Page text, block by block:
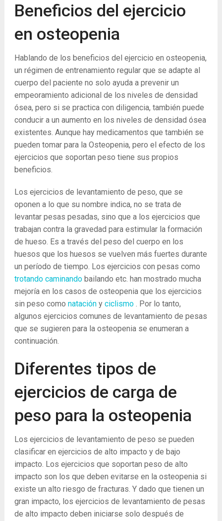
Beneficios del ejercicio
en osteopenia
Hablando de los beneficios del ejercicio en osteopenia,
un régimen de entrenamiento regular que se adapte al
cuerpo del paciente no solo ayuda a prevenir un
empeoramiento adicional de los niveles de densidad
ósea, pero si se practica con diligencia, también puede
conducir a un aumento en los niveles de densidad ósea
existentes. Aunque hay medicamentos que también se
pueden tomar para la Osteopenia, pero el efecto de los
ejercicios que soportan peso tiene sus propios
beneficios.
Los ejercicios de levantamiento de peso, que se
oponen a lo que su nombre indica, no se trata de
levantar pesas pesadas, sino que a los ejercicios que
trabajan contra la gravedad para estimular la formación
de hueso. Es a través del peso del cuerpo en los
huesos que los huesos se vuelven más fuertes durante
un período de tiempo. Los ejercicios con pesas como
trotando caminando bailando etc. han mostrado mucha
mejoría en los casos de osteopenia que los ejercicios
sin peso como natación y ciclismo . Por lo tanto,
algunos ejercicios comunes de levantamiento de pesas
que se sugieren para la osteopenia se enumeran a
continuación.
Diferentes tipos de
ejercicios de carga de
peso para la osteopenia
Los ejercicios de levantamiento de peso se pueden
clasificar en ejercicios de alto impacto y de bajo
impacto. Los ejercicios que soportan peso de alto
impacto son los que deben evitarse en la osteopenia si
existe un alto riesgo de fracturas. Y dado que tienen un
gran impacto, los ejercicios de levantamiento de pesas
de alto impacto deben iniciarse solo después de